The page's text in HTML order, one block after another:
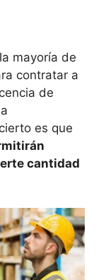
mayoría de
contratar a
de
es que
cantidad